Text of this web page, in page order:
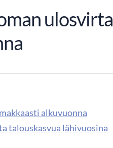
ulosvirta
alkuvuonna
talouskasvua lähivuosina